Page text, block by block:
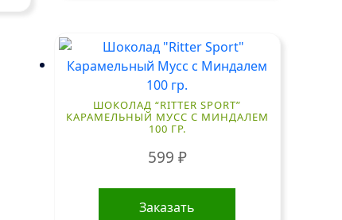
ШОКОЛАД “RITTER SPORT”
КАРАМЕЛЬНЫЙ МУСС С МИНДАЛЕМ
100 ГР.
599 ₽
Заказать